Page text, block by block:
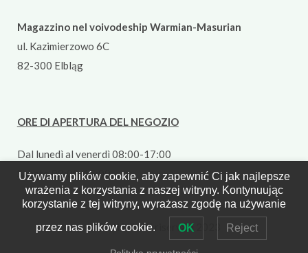
Używamy plików cookie, aby zapewnić Ci jak najlepsze
wrażenia z korzystania z naszej witryny. Kontynuując
korzystanie z tej witryny, wyrażasz zgodę na używanie
przez nas plików cookie. OK Reject
Magazzino nel voivodeship Warmian-Masurian
ul. Kazimierzowo 6C
82-300 Elbląg
ORE DI APERTURA DEL NEGOZIO
Dal lunedì al venerdì 08:00-17:00
Sabato 08:00-15:00
©Tutti i diritti riservati 2023